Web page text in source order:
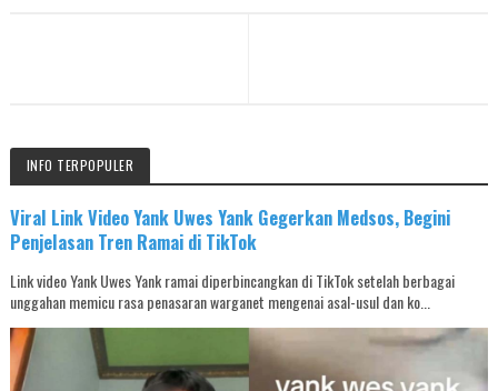
INFO TERPOPULER
Viral Link Video Yank Uwes Yank Gegerkan Medsos, Begini
Penjelasan Tren Ramai di TikTok
Link video Yank Uwes Yank ramai diperbincangkan di TikTok setelah berbagai
unggahan memicu rasa penasaran warganet mengenai asal-usul dan ko...